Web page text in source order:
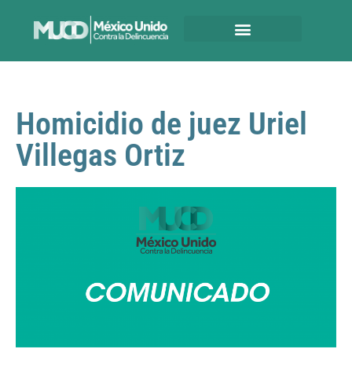
Homicidio de juez Uriel
Villegas Ortiz